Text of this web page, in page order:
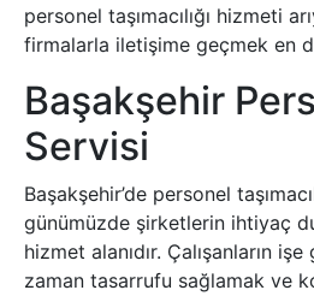
personel taşımacılığı hizmeti
firmalarla iletişime geçmek en
Başakşehir
Servisi
Başakşehir’de personel
günümüzde şirketlerin ihtiyaç
hizmet alanıdır. Çalışanların
zaman tasarrufu sağlamak ve